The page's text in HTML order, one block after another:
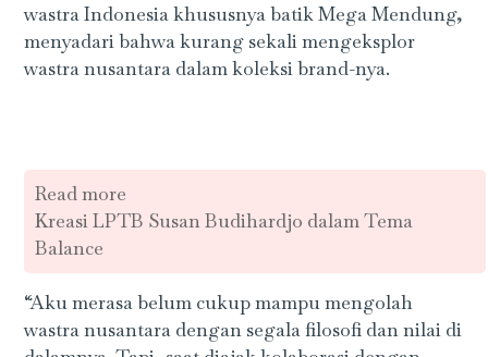
wastra Indonesia khususnya batik Mega Mendung,
menyadari bahwa kurang sekali mengeksplor
wastra nusantara dalam koleksi brand-nya.
Read more
Kreasi LPTB Susan Budihardjo dalam Tema
Balance
“Aku merasa belum cukup mampu mengolah
wastra nusantara dengan segala filosofi dan nilai di